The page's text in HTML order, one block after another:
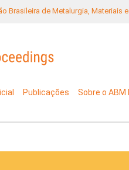
Brasileira de Metalurgia, Materiais
Publicações Sobre o